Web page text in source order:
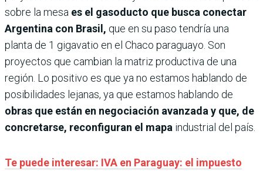
sobre la mesa es el gasoducto que busca conectar
Argentina con Brasil, que en su paso tendría una
planta de 1 gigavatio en el Chaco paraguayo. Son
proyectos que cambian la matriz productiva de una
región. Lo positivo es que ya no estamos hablando de
posibilidades lejanas, ya que estamos hablando de
obras que están en negociación avanzada y que, de
concretarse, reconfiguran el mapa industrial del país.
Te puede interesar: IVA en Paraguay: el impuesto